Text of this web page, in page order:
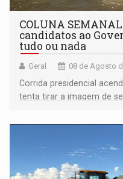
COLUNA
candidatos ao
tudo ou nada
Geral 08 de Agosto
Corrida presidencial
tenta tirar a imagem de
não ter entrado no modo